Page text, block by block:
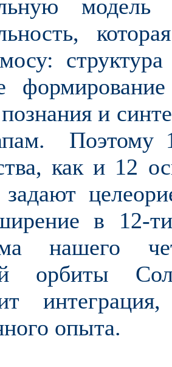
и
Поэтому
как и 12
в 12-ти
нашего
орбиты
опыта.